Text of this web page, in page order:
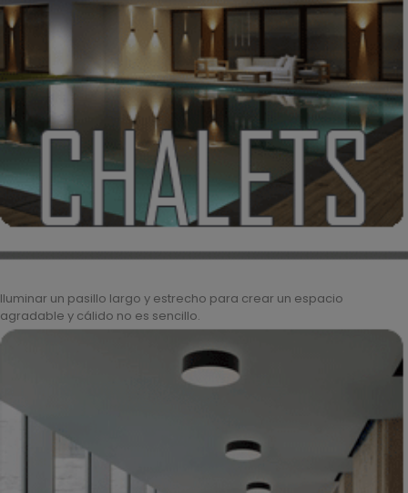
Iluminar un pasillo largo y estrecho para crear un espacio
agradable y cálido no es sencillo.